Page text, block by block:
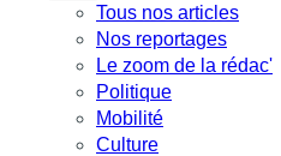
Tous nos articles
Nos reportages
Le zoom de la rédac'
Politique
Mobilité
Culture